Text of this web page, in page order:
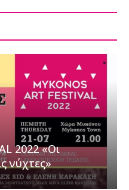
2022 «Οι
νύχτες»